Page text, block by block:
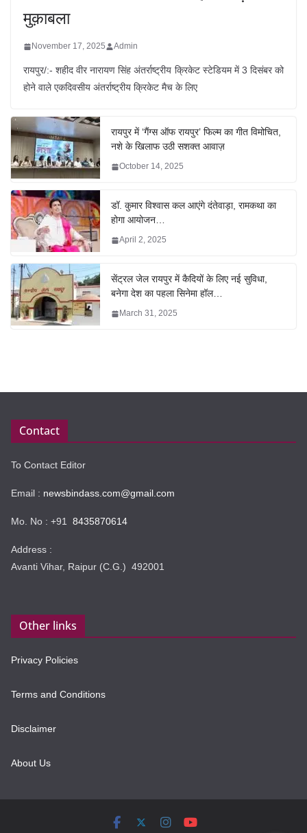
मुक़ाबला
November 17, 2025 Admin
रायपुर/:- शहीद वीर नारायण सिंह अंतर्राष्ट्रीय क्रिकेट स्टेडियम में 3 दिसंबर को
होने वाले एकदिवसीय अंतर्राष्ट्रीय क्रिकेट मैच के लिए
रायपुर में ‘गैंग्स ऑफ रायपुर’ फिल्म का गीत विमोचित,
नशे के खिलाफ उठी सशक्त आवाज़
October 14, 2025
डॉ. कुमार विश्वास कल आएंगे दंतेवाड़ा, रामकथा का
होगा आयोजन…
April 2, 2025
सेंट्रल जेल रायपुर में कैदियों के लिए नई सुविधा,
बनेगा देश का पहला सिनेमा हॉल…
March 31, 2025
Contact
To Contact Editor
Email : newsbindass.com@gmail.com
Mo. No : +91 8435870614
Address :
Avanti Vihar, Raipur (C.G.) 492001
Other links
Privacy Policies
Terms and Conditions
Disclaimer
About Us